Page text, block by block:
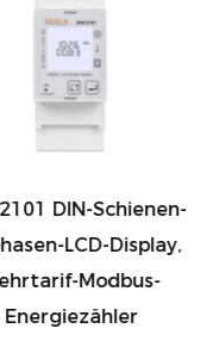
den
die
Energiezähler
kompatibel
DIN-Schienen-
LCD-Display,
Modbus-
Energiezähler